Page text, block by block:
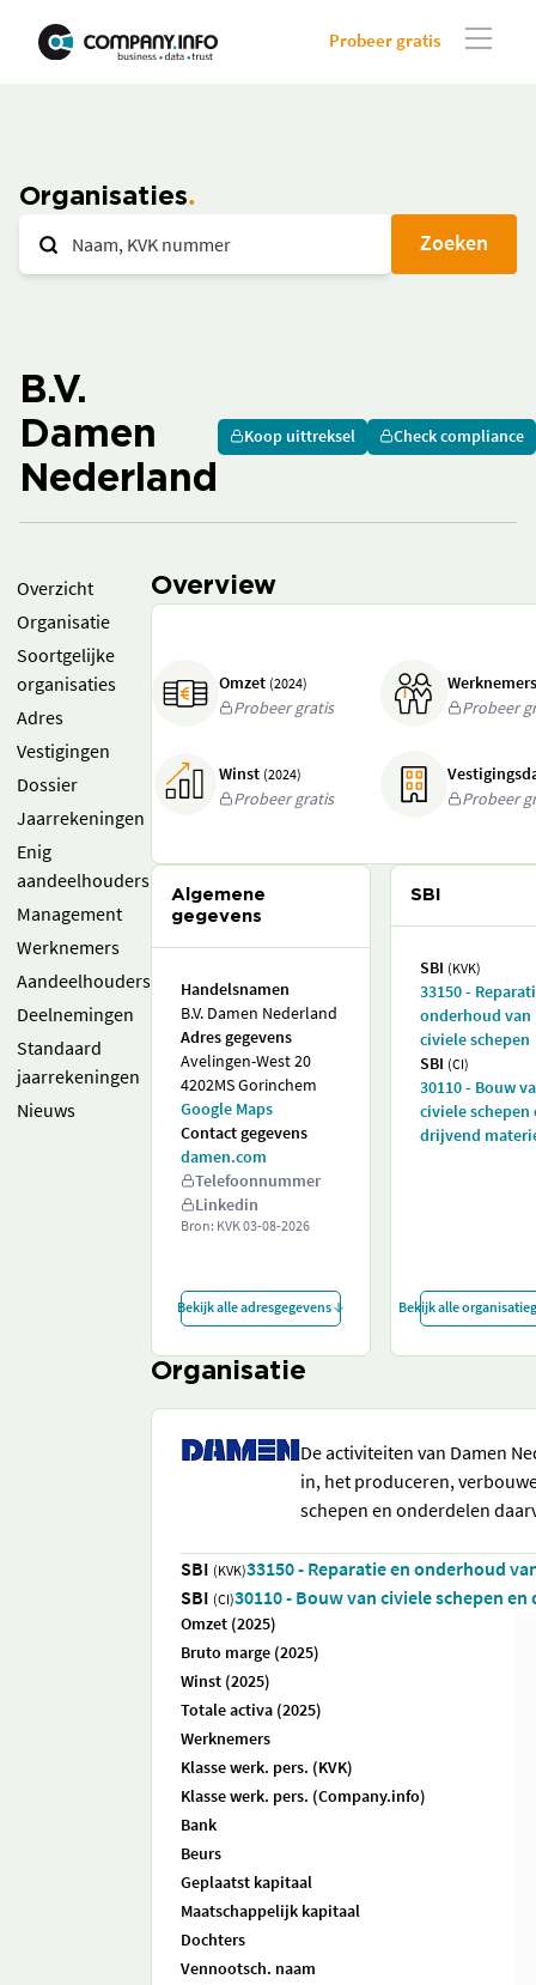
Probeer gratis
Organisaties
Zoeken
B.V.
Damen
Nederland
Koop uittreksel Check compliance
Overzicht
Organisatie
Soortgelijke
organisaties
Adres
Vestigingen
Dossier
Jaarrekeningen
Enig
aandeelhouders
Management
Werknemers
Aandeelhouders
Deelnemingen
Standaard
jaarrekeningen
Nieuws
Overview
Omzet (2024)
Probeer gratis
Probeer
Winst (2024)
Probeer gratis
Probeer
Algemene
gegevens
Handelsnamen
B.V. Damen Nederland
Adres gegevens
Avelingen-West 20
4202MS Gorinchem
Google Maps
Contact gegevens
damen.com
Telefoonnummer
Linkedin
Bron: KVK03-08-2026
Bekijk alle adresgegevens
SBI
SBI (KVK)
33150 -
onderhoud van
civiele schepen
SBI (CI)
30110 - Bouw
civiele schepen
drijvend
Bekijk alle
Organisatie
De activiteiten van Damen
in, het produceren,
schepen en onderdelen
SBI (KVK)33150 - Reparatie en onderhoud
SBI (CI)30110 - Bouw van civiele schepen
Omzet (2025)
Bruto marge (2025)
Winst (2025)
Totale activa (2025)
Werknemers
Klasse werk. pers. (KVK)
Klasse werk. pers. (Company.info)
Bank
Beurs
Geplaatst kapitaal
Maatschappelijk kapitaal
Dochters
Vennootsch. naam